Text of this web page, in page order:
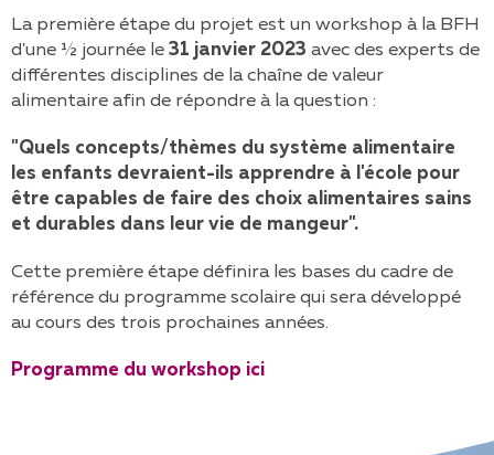
La première étape du projet est un workshop à la BFH
d'une ½ journée le 31 janvier 2023 avec des experts de
différentes disciplines de la chaîne de valeur
alimentaire afin de répondre à la question :
"Quels concepts/thèmes du système alimentaire
les enfants devraient-ils apprendre à l'école pour
être capables de faire des choix alimentaires sains
et durables dans leur vie de mangeur".
Cette première étape définira les bases du cadre de
référence du programme scolaire qui sera développé
au cours des trois prochaines années.
Programme du workshop ici